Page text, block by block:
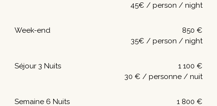
45€ / person / night
Week-end
850 €
35€ / person / night
Séjour 3 Nuits
1 100 €
30 € / personne / nuit
Semaine 6 Nuits
1 800 €